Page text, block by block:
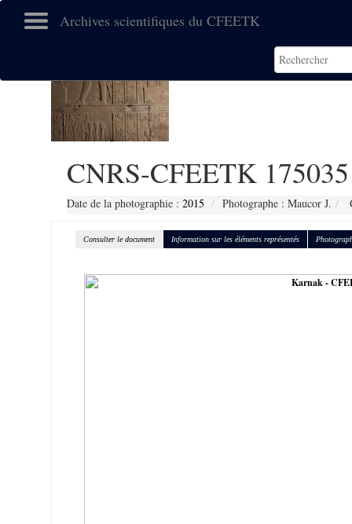
Archives scientifiques du CFEETK
CNRS-CFEETK 175035
Date de la photographie : 2015 Photographe : Maucor J.
Consulter le document Information sur les éléments représentés